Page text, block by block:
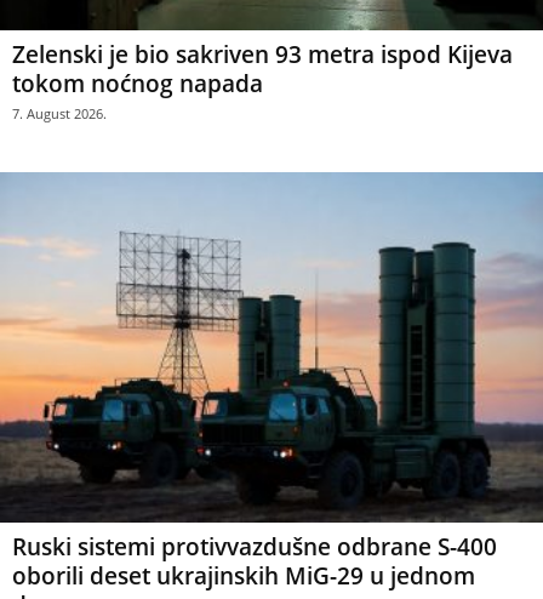
Zelenski je bio sakriven 93 metra ispod Kijeva
tokom noćnog napada
7. August 2026.
Ruski sistemi protivvazdušne odbrane S-400
oborili deset ukrajinskih MiG-29 u jednom